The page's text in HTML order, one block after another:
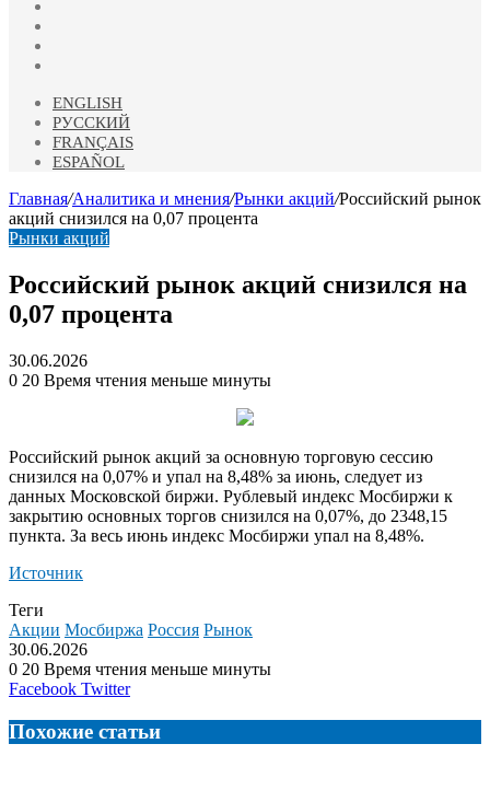
ENGLISH
РУССКИЙ
FRANÇAIS
ESPAÑOL
Главная/Аналитика и мнения/Рынки акций/Российский рынок
акций снизился на 0,07 процента
Рынки акций
Российский рынок акций снизился на
0,07 процента
30.06.2026
0 20 Время чтения меньше минуты
Российский рынок акций за основную торговую сессию
снизился на 0,07% и упал на 8,48% за июнь, следует из
данных Московской биржи. Рублевый индекс Мосбиржи к
закрытию основных торгов снизился на 0,07%, до 2348,15
пункта. За весь июнь индекс Мосбиржи упал на 8,48%.
Источник
Теги
Акции Мосбиржа Россия Рынок
30.06.2026
0 20 Время чтения меньше минуты
Facebook TwitterLinkedIn
Tumblr
Reddit
Вконтакте
Одноклассники
Skype
Messenger
Messenger
WhatsApp
Telegram
Viber
Line
Поделиться
электронную
почту
Похожие статьи